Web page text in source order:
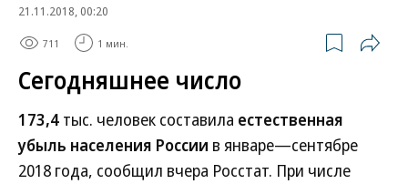
21.11.2018, 00:20
711 1 мин.
Сегодняшнее число
173,4 тыс. человек составила естественная
убыль населения России в январе—сентябре
2018 года, сообщил вчера Росстат. При числе